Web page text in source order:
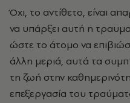
Όχι, το αντίθετο, είναι
να υπάρξει αυτή η
ώστε το άτομο να
άλλη μεριά, αυτά τα
τη ζωή στην
επεξεργασία του